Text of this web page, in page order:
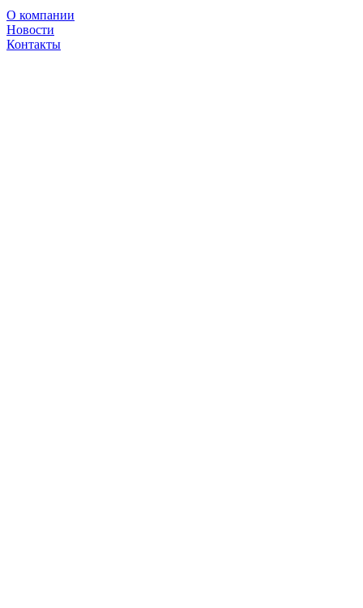
О компании
Новости
Контакты